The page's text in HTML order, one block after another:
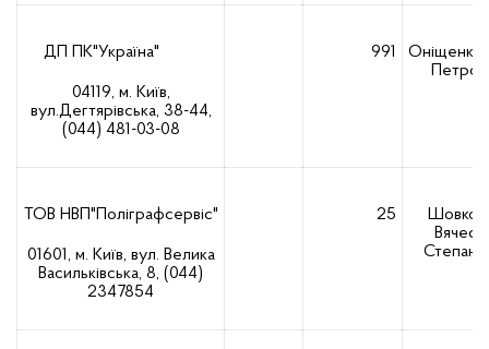
ДП ПК"Україна"
04119, м. Київ,
вул.Дегтярівська, 38-44,
(044) 481-03-08
991
Оніщенко
ТОВ НВП"Поліграфсервіс"
01601, м. Київ, вул. Велика
Васильківська, 8, (044)
2347854
25